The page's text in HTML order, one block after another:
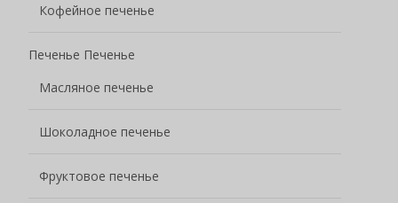
Кофейное печенье
Печенье Печенье
Масляное печенье
Шоколадное печенье
Фруктовое печенье